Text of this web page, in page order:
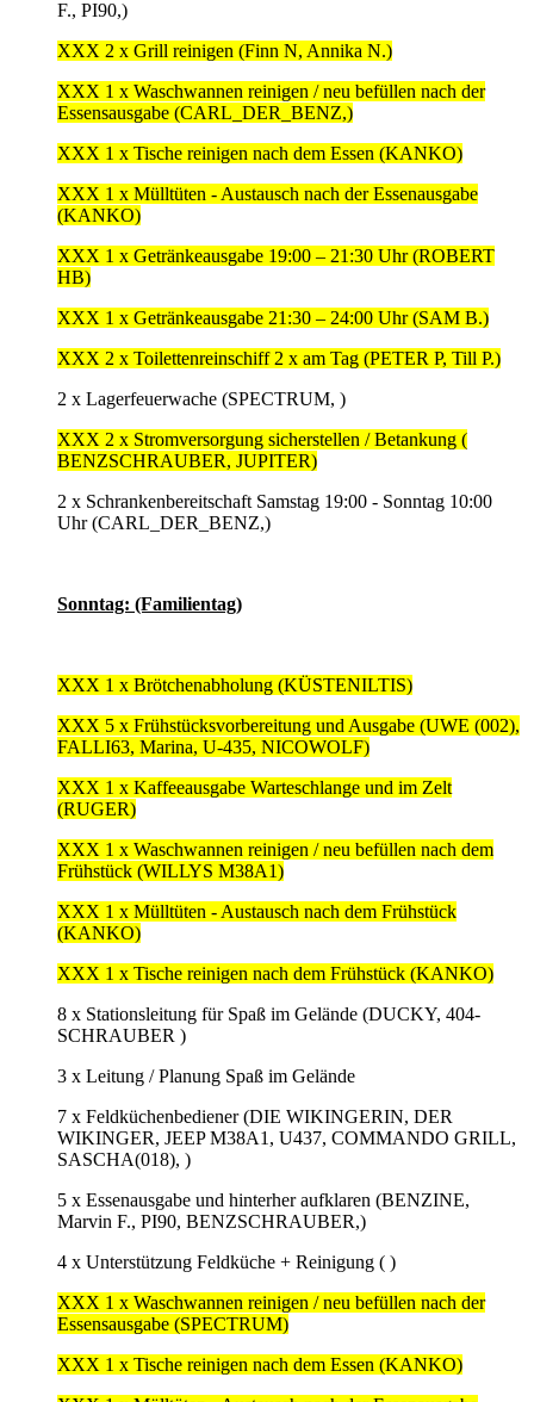
F., PI90,)
XXX 2 x Grill reinigen (Finn N, Annika N.)
XXX 1 x Waschwannen reinigen / neu befüllen nach der
Essensausgabe (CARL_DER_BENZ,)
XXX 1 x Tische reinigen nach dem Essen (KANKO)
XXX 1 x Mülltüten - Austausch nach der Essenausgabe
(KANKO)
XXX 1 x Getränkeausgabe 19:00 – 21:30 Uhr (ROBERT
HB)
XXX 1 x Getränkeausgabe 21:30 – 24:00 Uhr (SAM B.)
XXX 2 x Toilettenreinschiff 2 x am Tag (PETER P, Till P.)
2 x Lagerfeuerwache (SPECTRUM, )
XXX 2 x Stromversorgung sicherstellen / Betankung (
BENZSCHRAUBER, JUPITER)
2 x Schrankenbereitschaft Samstag 19:00 - Sonntag 10:00
Uhr (CARL_DER_BENZ,)
Sonntag: (Familientag)
XXX 1 x Brötchenabholung (KÜSTENILTIS)
XXX 5 x Frühstücksvorbereitung und Ausgabe (UWE (002),
FALLI63, Marina, U-435, NICOWOLF)
XXX 1 x Kaffeeausgabe Warteschlange und im Zelt
(RUGER)
XXX 1 x Waschwannen reinigen / neu befüllen nach dem
Frühstück (WILLYS M38A1)
XXX 1 x Mülltüten - Austausch nach dem Frühstück
(KANKO)
XXX 1 x Tische reinigen nach dem Frühstück (KANKO)
8 x Stationsleitung für Spaß im Gelände (DUCKY, 404-
SCHRAUBER )
3 x Leitung / Planung Spaß im Gelände
7 x Feldküchenbediener (DIE WIKINGERIN, DER
WIKINGER, JEEP M38A1, U437, COMMANDO GRILL,
SASCHA(018), )
5 x Essenausgabe und hinterher aufklaren (BENZINE,
Marvin F., PI90, BENZSCHRAUBER,)
4 x Unterstützung Feldküche + Reinigung ( )
XXX 1 x Waschwannen reinigen / neu befüllen nach der
Essensausgabe (SPECTRUM)
XXX 1 x Tische reinigen nach dem Essen (KANKO)